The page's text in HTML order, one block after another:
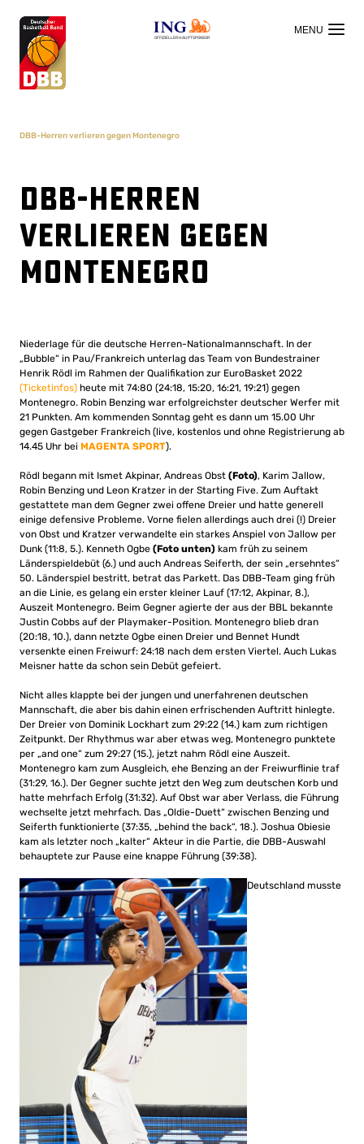
OFFIZIELLER HAUPTSPONSOR
DBB-Herren verlieren gegen Montenegro
DBB-Herren
verlieren gegen
Montenegro
Niederlage für die deutsche Herren-Nationalmannschaft. In der
„Bubble“ in Pau/Frankreich unterlag das Team von Bundestrainer
Henrik Rödl im Rahmen der Qualifikation zur EuroBasket 2022
(Ticketinfos) heute mit 74:80 (24:18, 15:20, 16:21, 19:21) gegen
Montenegro. Robin Benzing war erfolgreichster deutscher Werfer mit
21 Punkten. Am kommenden Sonntag geht es dann um 15.00 Uhr
gegen Gastgeber Frankreich (live, kostenlos und ohne Registrierung ab
14.45 Uhr bei MAGENTA SPORT).
Rödl begann mit Ismet Akpinar, Andreas Obst (Foto), Karim Jallow,
Robin Benzing und Leon Kratzer in der Starting Five. Zum Auftakt
gestattete man dem Gegner zwei offene Dreier und hatte generell
einige defensive Probleme. Vorne fielen allerdings auch drei (!) Dreier
von Obst und Kratzer verwandelte ein starkes Anspiel von Jallow per
Dunk (11:8, 5.). Kenneth Ogbe (Foto unten) kam früh zu seinem
Länderspieldebüt (6.) und auch Andreas Seiferth, der sein „ersehntes“
50. Länderspiel bestritt, betrat das Parkett. Das DBB-Team ging früh
an die Linie, es gelang ein erster kleiner Lauf (17:12, Akpinar, 8.),
Auszeit Montenegro. Beim Gegner agierte der aus der BBL bekannte
Justin Cobbs auf der Playmaker-Position. Montenegro blieb dran
(20:18, 10.), dann netzte Ogbe einen Dreier und Bennet Hundt
versenkte einen Freiwurf: 24:18 nach dem ersten Viertel. Auch Lukas
Meisner hatte da schon sein Debüt gefeiert.
Nicht alles klappte bei der jungen und unerfahrenen deutschen
Mannschaft, die aber bis dahin einen erfrischenden Auftritt hinlegte.
Der Dreier von Dominik Lockhart zum 29:22 (14.) kam zum richtigen
Zeitpunkt. Der Rhythmus war aber etwas weg, Montenegro punktete
per „and one“ zum 29:27 (15.), jetzt nahm Rödl eine Auszeit.
Montenegro kam zum Ausgleich, ehe Benzing an der Freiwurflinie traf
(31:29, 16.). Der Gegner suchte jetzt den Weg zum deutschen Korb und
hatte mehrfach Erfolg (31:32). Auf Obst war aber Verlass, die Führung
wechselte jetzt mehrfach. Das „Oldie-Duett“ zwischen Benzing und
Seiferth funktionierte (37:35, „behind the back“, 18.). Joshua Obiesie
kam als letzter noch „kalter“ Akteur in die Partie, die DBB-Auswahl
behauptete zur Pause eine knappe Führung (39:38).
Deutschland musste